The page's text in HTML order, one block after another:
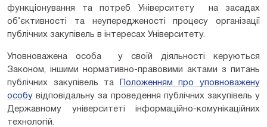
функціонування та потреб Університету на засадах
об’єктивності та неупередженості процесу організації
публічних закупівель в інтересах Університету.
Уповноважена особа у своїй діяльності керуються
Законом, іншими нормативно-правовими актами з питань
публічних закупівель та
Положенням про уповноважену
особу відповідальну за проведення публічних закупівель у
Державному університеті інформаційно-комунікаційних
технологій.